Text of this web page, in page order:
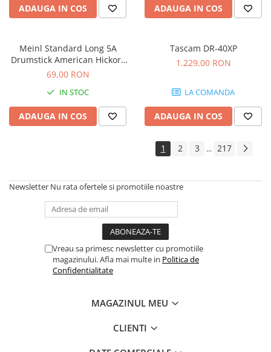
Claviaturi
Instrumente de percutie
Instrumente de suflat
Instrumente si jucarii pentru copii
Instrumente traditionale
Tobe
DJ
Case-uri DJ
Console DJ
Controllere MIDI - USB DAW
ADAUGA IN COS ADAUGA IN COS
Meinl Standard Long 5A
Drumstick American Hickory
SB103
69,00 RON
IN STOC
ADAUGA IN COS
Tascam DR-40XP
1.229,00 RON
LA COMANDA
ADAUGA IN COS
1 2 3 ... 217
Newsletter Nu rata ofertele si promotiile noastre
Vreau sa primesc newsletter cu promotiile
magazinului. Afla mai multe in Politica de
Confidentialitate
MAGAZINUL MEU
CLIENTI